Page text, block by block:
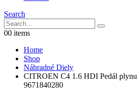
Search
00 items
Home
Shop
Náhradné Diely
CITROEN C4 1.6 HDI Pedál plynu
9671840280